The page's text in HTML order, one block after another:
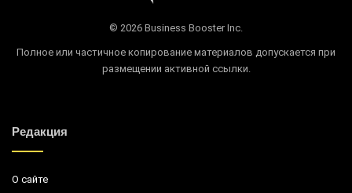
© 2026 Business Booster Inc.
Полное или частичное копирование материалов допускается при
размещении активной ссылки.
Редакция
О сайте